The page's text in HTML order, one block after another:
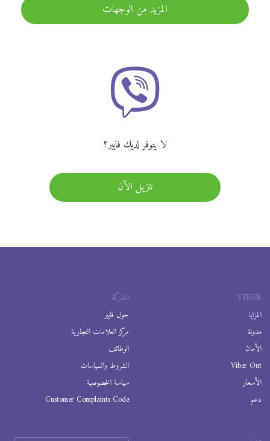
المزيد من الوجهات
لا يتوفر لديك فايبر؟
تنزيل الآن
VIBER
المزايا
مدونة
الأمان
Viber Out
الأسعار
دعم
الشركة
حول فايبر
مركز العلامات التجارية
الوظائف
الشروط والسياسات
سياسة الخصوصية
Customer Complaints Code